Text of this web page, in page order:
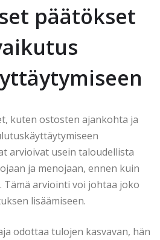
päätökset
kuten ostosten ajankohta ja
arvioivat usein taloudellista
ja menojaan, ennen kuin
arviointi voi johtaa joko
lisäämiseen.
odottaa tulojen kasvavan, hän